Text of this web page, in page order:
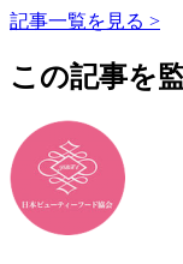
記事一覧を見る >
この記事を